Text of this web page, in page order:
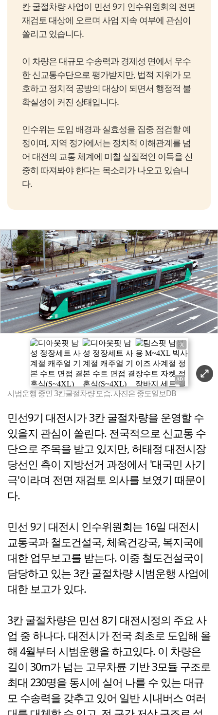
칸 굴절차량 사업이 민선 9기 인수위원회의 전면
재검토 대상에 오르며 사업 지속 여부에 관심이
쏠리고 있습니다.
이 차량은 대규모 수송력과 경제성 면에서 우수
한 신교통수단으로 평가받지만, 법적 지위가 모
호하고 정치적 공방의 대상이 되면서 행정적 불
확실성이 커진 상태입니다.
인수위는 도입 배경과 실효성을 집중 점검할 예
정이며, 지역 정가에서는 정치적 이해관계를 넘
어 대전의 교통 체계에 미칠 실질적인 이득을 신
중히 따져봐야 한다는 목소리가 나오고 있습니
다.
X
시범운행 중인 3칸굴절차량 모습. 사진은 중도일보DB
민선9기 대전시가 3칸 굴절차량을 운영할 수
있을지 관심이 쏠린다. 전국적으로 신교통 수
단으로 주목을 받고 있지만, 허태정 대전시장
당선인 측이 지방선거 과정에서 '대국민 사기
극'이라며 전면 재검토 의사를 보였기 때문이
다.
민선 9기 대전시 인수위원회는 16일 대전시
교통국과 철도건설국, 체육건강국, 복지국에
대한 업무보고를 받는다. 이중 철도건설국이
담당하고 있는 3칸 굴절차량 시범운행 사업에
대한 보고가 있다.
3칸 굴절차량은 민선 8기 대전시정의 주요 사
업 중 하나다. 대전시가 전국 최초로 도입해 올
해 4월부터 시범운행을 하고있다. 이 차량은
길이 30m가 넘는 고무차륜 기반 3모듈 구조로
최대 230명을 동시에 실어 나를 수 있는 대규
모 수송력을 갖추고 있어 일반 시내버스 여러